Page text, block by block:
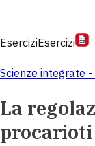
EserciziEsercizi
Scienze integrate
La